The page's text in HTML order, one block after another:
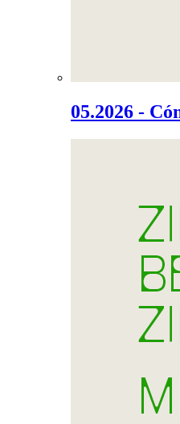
05.2026 -